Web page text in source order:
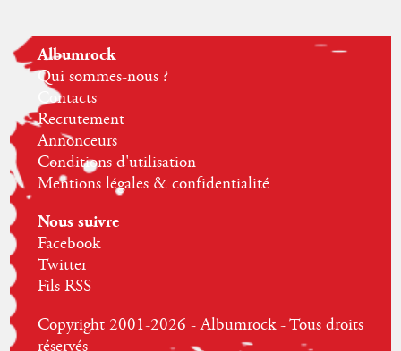
Albumrock
Qui sommes-nous ?
Contacts
Recrutement
Annonceurs
Conditions d'utilisation
Mentions légales & confidentialité
Nous suivre
Facebook
Twitter
Fils RSS
Copyright 2001-2026 - Albumrock - Tous droits
réservés